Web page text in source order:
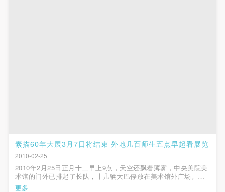
素描60年大展3月7日将结束 外地几百师生五点早起看展览
2010-02-25
2010年2月25日正月十二早上9点，天空还飘着薄雾，中央美院美
术馆的门外已排起了长队，十几辆大巴停放在美术馆外广场。在
现场我们了解到，他们都是河北保定高阳县二中的师生，专程来
更多